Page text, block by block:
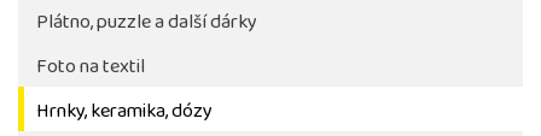
Plátno, puzzle a další dárky
Foto na textil
Hrnky, keramika, dózy